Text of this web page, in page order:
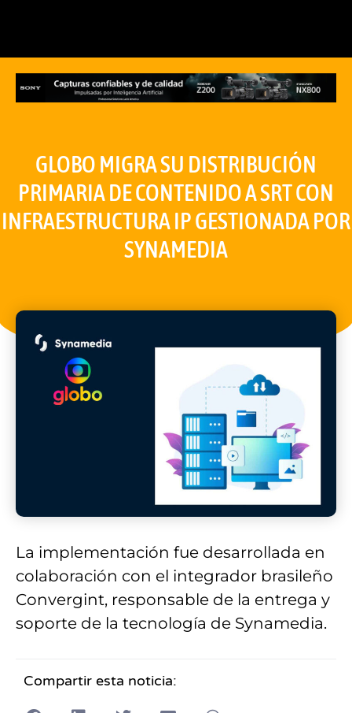
GLOBO MIGRA SU DISTRIBUCIÓN
PRIMARIA DE CONTENIDO A SRT CON
INFRAESTRUCTURA IP GESTIONADA POR
SYNAMEDIA
La implementación fue desarrollada en
colaboración con el integrador brasileño
Convergint, responsable de la entrega y
soporte de la tecnología de Synamedia.
Compartir esta noticia: